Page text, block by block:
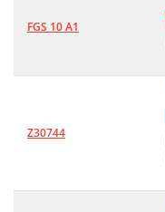
FGS 10 A1
Z30744